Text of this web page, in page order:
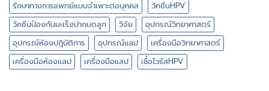
รักษาทางการแพทย์แบบจำเพาะต่อบุคคล
วัคซีนHPV
วัคซีนป้องกันมะเร็งปากมดลูก
วิจัย
อุปกรณ์วิทยาศาสตร์
อุปกรณ์ห้องปฎิบัติการ
อุปกรณ์แลป
เครื่องมือวิทยาศาสตร์
เครื่องมือห้องแลป
เครื่องมือแลป เชื้อไวรัสHPV